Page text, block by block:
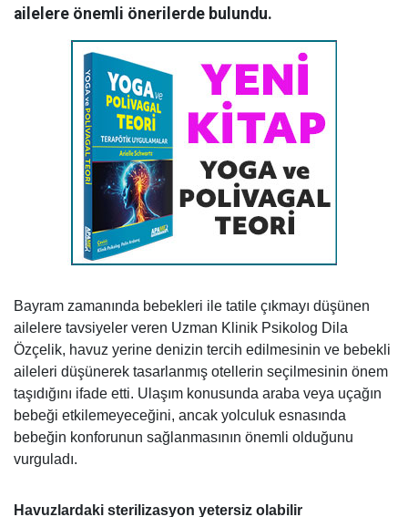
ailelere önemli önerilerde bulundu.
Bayram zamanında bebekleri ile tatile çıkmayı düşünen
ailelere tavsiyeler veren Uzman Klinik Psikolog Dila
Özçelik, havuz yerine denizin tercih edilmesinin ve bebekli
aileleri düşünerek tasarlanmış otellerin seçilmesinin önem
taşıdığını ifade etti. Ulaşım konusunda araba veya uçağın
bebeği etkilemeyeceğini, ancak yolculuk esnasında
bebeğin konforunun sağlanmasının önemli olduğunu
vurguladı.
Havuzlardaki sterilizasyon yetersiz olabilir